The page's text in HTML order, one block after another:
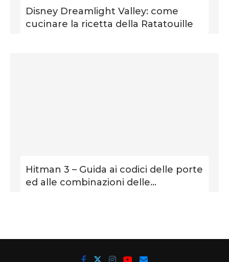
Disney Dreamlight Valley: come
cucinare la ricetta della Ratatouille
Hitman 3 – Guida ai codici delle porte
ed alle combinazioni delle...